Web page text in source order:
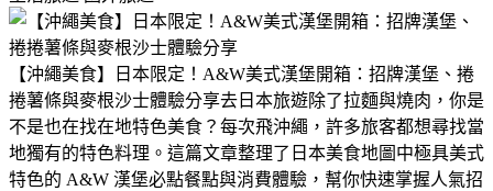
​【沖繩美食】日本限定！A&W美式漢堡開箱：招牌漢堡、捲
捲薯條與麥根沙士體驗分享​去日本旅遊除了拉麵與燒肉，你是
不是也在找在地特色美食？​每次飛沖繩，許多旅客都想尋找當
地獨有的特色料理。​這篇文章整理了日本美食地圖中極具美式
特色的 A&W 漢堡必點餐點與消費體驗，幫你快速掌握人氣招